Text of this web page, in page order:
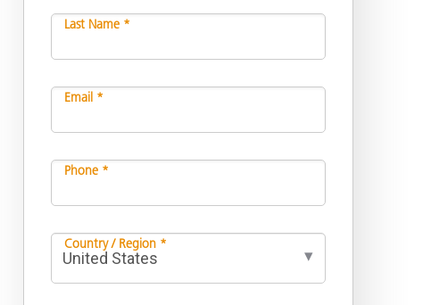
Last Name *
Email *
Phone *
Country / Region *